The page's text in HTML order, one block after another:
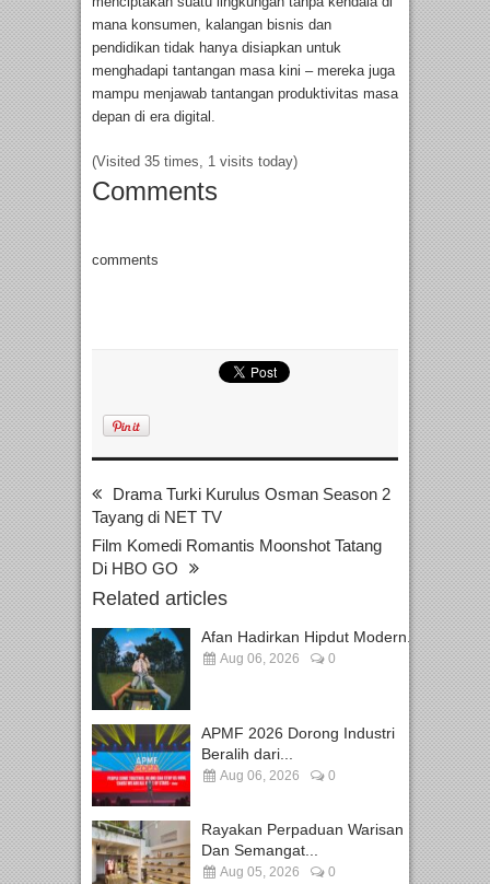
mana konsumen, kalangan bisnis dan
pendidikan tidak hanya disiapkan untuk
menghadapi tantangan masa kini – mereka juga
mampu menjawab tantangan produktivitas masa
depan di era digital.
(Visited 35 times, 1 visits today)
Comments
comments
Drama Turki Kurulus Osman Season 2
Tayang di NET TV
Film Komedi Romantis Moonshot Tatang
Di HBO GO
Related articles
Afan Hadirkan Hipdut Modern...
Aug 06, 2026 0
APMF 2026 Dorong Industri
Beralih dari...
Aug 06, 2026 0
Rayakan Perpaduan Warisan
Dan Semangat...
Aug 05, 2026 0